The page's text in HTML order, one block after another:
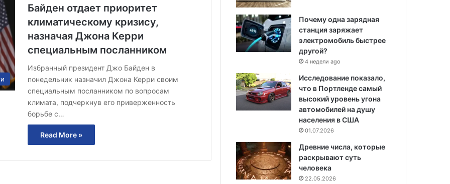
Байден отдает приоритет
климатическому кризису,
назначая Джона Керри
специальным посланником
Избранный президент Джо Байден в
понедельник назначил Джона Керри своим
специальным посланником по вопросам
климата, подчеркнув его приверженность
борьбе с…
Read More »
Почему одна зарядная
станция заряжает
электромобиль быстрее
другой?
4 недели ago
Исследование показало,
что в Портленде самый
высокий уровень угона
автомобилей на душу
населения в США
01.07.2026
Древние числа, которые
раскрывают суть
человека
22.05.2026